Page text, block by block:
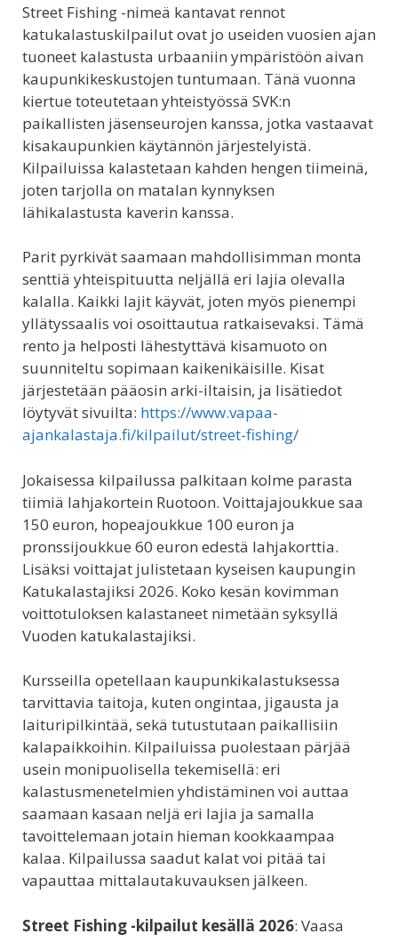
Street Fishing -nimeä kantavat rennot
katukalastuskilpailut ovat jo useiden vuosien ajan
tuoneet kalastusta urbaaniin ympäristöön aivan
kaupunkikeskustojen tuntumaan. Tänä vuonna
kiertue toteutetaan yhteistyössä SVK:n
paikallisten jäsenseurojen kanssa, jotka vastaavat
kisakaupunkien käytännön järjestelyistä.
Kilpailuissa kalastetaan kahden hengen tiimeinä,
joten tarjolla on matalan kynnyksen
lähikalastusta kaverin kanssa.
Parit pyrkivät saamaan mahdollisimman monta
senttiä yhteispituutta neljällä eri lajia olevalla
kalalla. Kaikki lajit käyvät, joten myös pienempi
yllätyssaalis voi osoittautua ratkaisevaksi. Tämä
rento ja helposti lähestyttävä kisamuoto on
suunniteltu sopimaan kaikenikäisille. Kisat
järjestetään pääosin arki-iltaisin, ja lisätiedot
löytyvät sivuilta: https://www.vapaa-
ajankalastaja.fi/kilpailut/street-fishing/
Jokaisessa kilpailussa palkitaan kolme parasta
tiimiä lahjakortein Ruotoon. Voittajajoukkue saa
150 euron, hopeajoukkue 100 euron ja
pronssijoukkue 60 euron edestä lahjakorttia.
Lisäksi voittajat julistetaan kyseisen kaupungin
Katukalastajiksi 2026. Koko kesän kovimman
voittotuloksen kalastaneet nimetään syksyllä
Vuoden katukalastajiksi.
Kursseilla opetellaan kaupunkikalastuksessa
tarvittavia taitoja, kuten ongintaa, jigausta ja
laituripilkintää, sekä tutustutaan paikallisiin
kalapaikkoihin. Kilpailuissa puolestaan pärjää
usein monipuolisella tekemisellä: eri
kalastusmenetelmien yhdistäminen voi auttaa
saamaan kasaan neljä eri lajia ja samalla
tavoittelemaan jotain hieman kookkaampaa
kalaa. Kilpailussa saadut kalat voi pitää tai
vapauttaa mittalautakuvauksen jälkeen.
Street Fishing -kilpailut kesällä 2026: Vaasa